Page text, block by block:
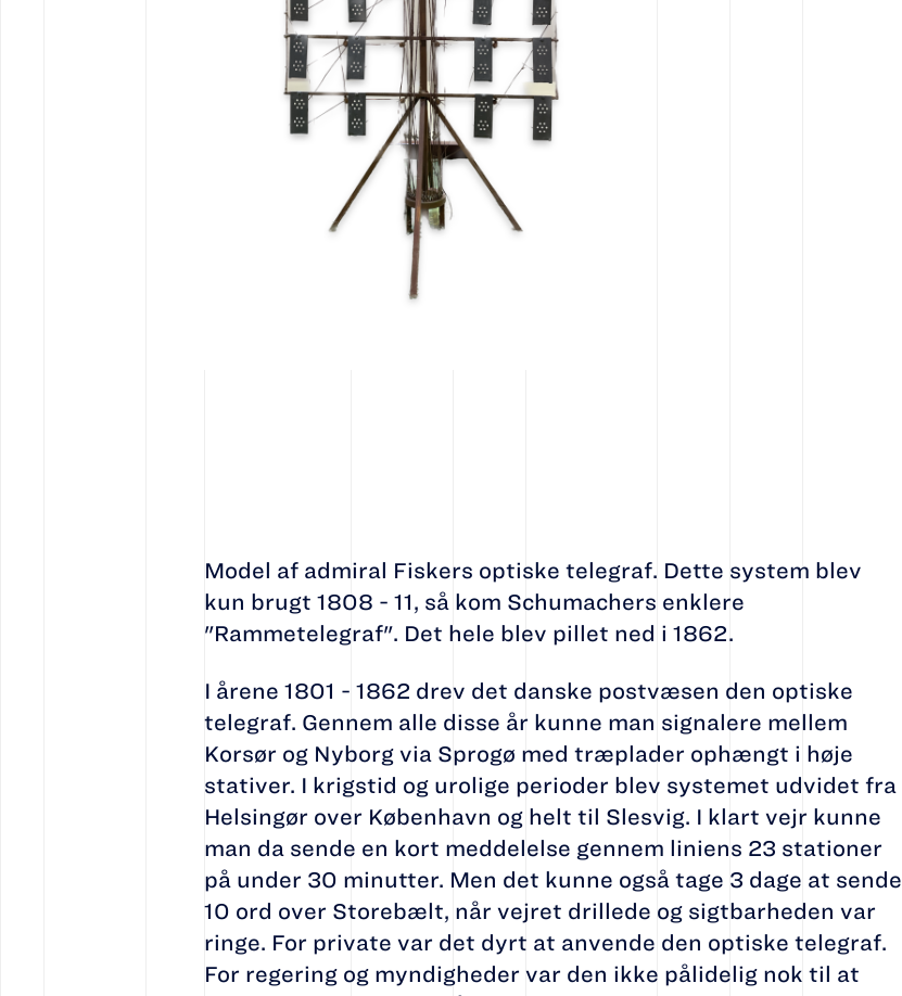
Model af admiral Fiskers optiske telegraf. Dette system blev
kun brugt 1808 - 11, så kom Schumachers enklere
"Rammetelegraf". Det hele blev pillet ned i 1862.
I årene 1801 - 1862 drev det danske postvæsen den optiske
telegraf. Gennem alle disse år kunne man signalere mellem
Korsør og Nyborg via Sprogø med træplader ophængt i høje
stativer. I krigstid og urolige perioder blev systemet udvidet fra
Helsingør over København og helt til Slesvig. I klart vejr kunne
man da sende en kort meddelelse gennem liniens 23 stationer
på under 30 minutter. Men det kunne også tage 3 dage at sende
10 ord over Storebælt, når vejret drillede og sigtbarheden var
ringe. For private var det dyrt at anvende den optiske telegraf.
For regering og myndigheder var den ikke pålidelig nok til at